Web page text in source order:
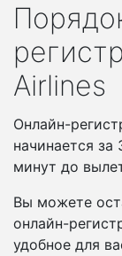
Airlines
Онлайн-
начинается за
минут до
Вы можете
онлайн-
удобное для